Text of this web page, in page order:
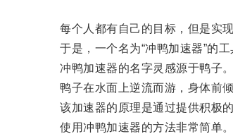
每个人都有自己的目标，但是实现
于是，一个名为“冲鸭加速器”的工
冲鸭加速器的名字灵感源于鸭子。
鸭子在水面上逆流而游，身体前倾
该加速器的原理是通过提供积极的
使用冲鸭加速器的方法非常简单。